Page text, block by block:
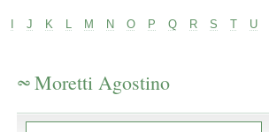
J K L M N O P Q R S T U
Moretti Agostino